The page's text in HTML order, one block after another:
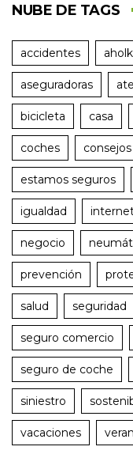
NUBE DE TAGS
accidentes
aseguradoras
bicicleta casa
coches consejos
estamos seguros
igualdad
negocio
prevención
salud seguridad
seguro comercio
seguro de coche
siniestro
vacaciones